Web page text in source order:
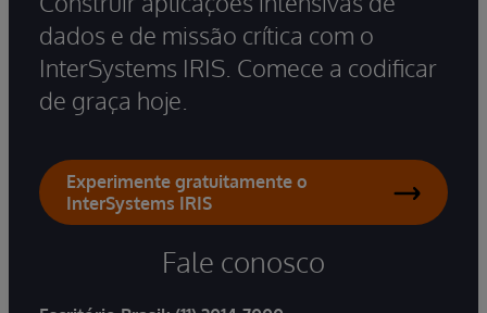
dados e de missão crítica com o
InterSystems IRIS. Comece a codificar
de graça hoje.
Experimente gratuitamente o
InterSystems IRIS
Fale conosco